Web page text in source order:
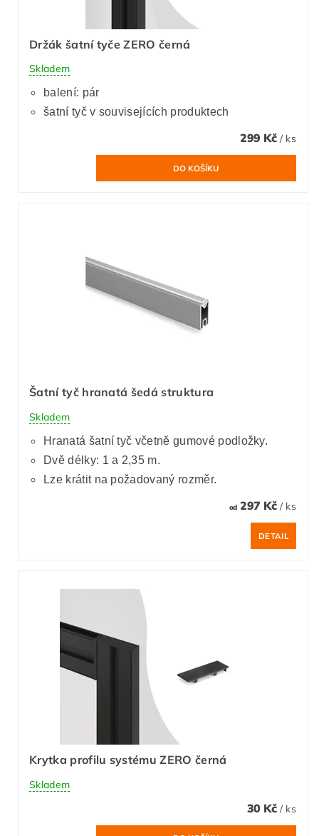
Držák šatní tyče ZERO černá
Skladem
balení: pár
šatní tyč v souvisejících produktech
299 Kč / ks
Šatní tyč hranatá šedá struktura
Skladem
Hranatá šatní tyč včetně gumové podložky.
Dvě délky: 1 a 2,35 m.
Lze krátit na požadovaný rozměr.
od297 Kč / ks
DETAIL
Krytka profilu systému ZERO černá
Skladem
30 Kč / ks